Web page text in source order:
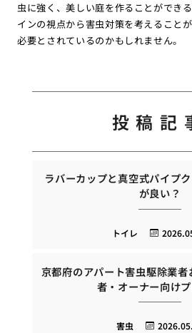
虫に強く、美しい庭を作ることができ
インの視点から害虫対策を考えること
必要とされているのかもしれません。
投稿記
ラバーカップと真空式パイプ
が良い？
トイレ
京都府のアパート害虫駆除業
者・オーナー向け
害虫